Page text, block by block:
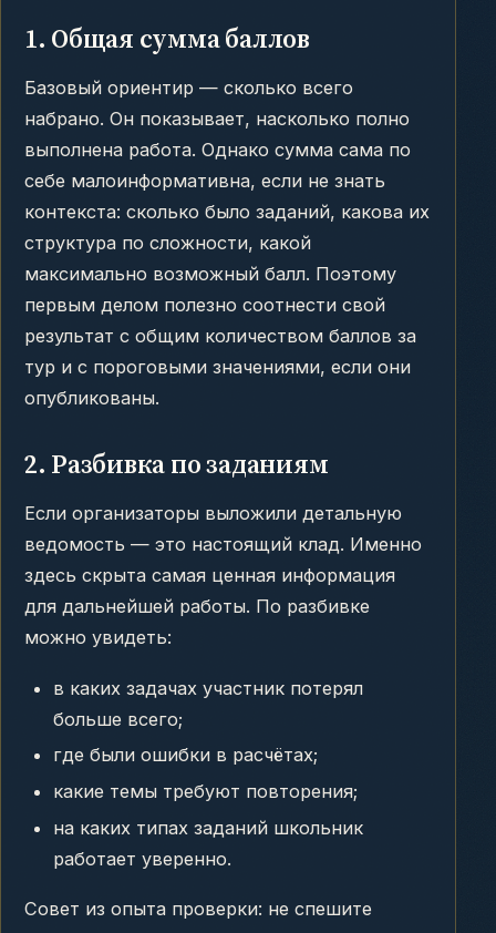
1. Общая сумма баллов
Базовый ориентир — сколько всего
набрано. Он показывает, насколько полно
выполнена работа. Однако сумма сама по
себе малоинформативна, если не знать
контекста: сколько было заданий, какова их
структура по сложности, какой
максимально возможный балл. Поэтому
первым делом полезно соотнести свой
результат с общим количеством баллов за
тур и с пороговыми значениями, если они
опубликованы.
2. Разбивка по заданиям
Если организаторы выложили детальную
ведомость — это настоящий клад. Именно
здесь скрыта самая ценная информация
для дальнейшей работы. По разбивке
можно увидеть:
в каких задачах участник потерял
больше всего;
где были ошибки в расчётах;
какие темы требуют повторения;
на каких типах заданий школьник
работает уверенно.
Совет из опыта проверки: не спешите